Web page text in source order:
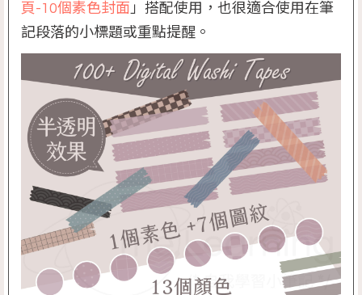
頁-10個素色封面」搭配使用，也很適合使用在筆
記段落的小標題或重點提醒。